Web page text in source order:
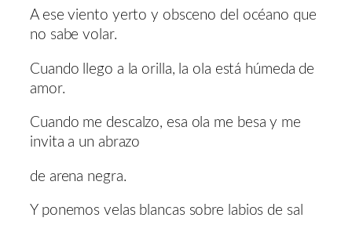
A ese viento yerto y obsceno del océano que
no sabe volar.
Cuando llego a la orilla, la ola está húmeda de
amor.
Cuando me descalzo, esa ola me besa y me
invita a un abrazo
de arena negra.
Y ponemos velas blancas sobre labios de sal